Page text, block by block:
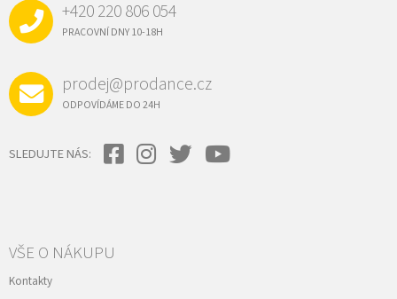
+420 220 806 054
PRACOVNÍ DNY 10-18H
prodej@prodance.cz
ODPOVÍDÁME DO 24H
SLEDUJTE NÁS:
VŠE O NÁKUPU
Kontakty